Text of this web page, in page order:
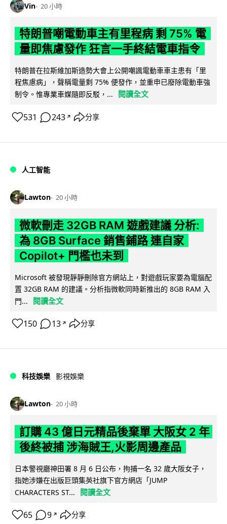
Vin 20 小時
特朗普嘲電動車主有里程病 剩 75% 電
量即焦慮發作 狂言一手終結電車指令
特朗普在拉斯維加斯造勢大會上公開嘲諷電動車車主患有「里
程焦慮病」，聲稱電量剩 75% 便發作，並重申已廢除電動車強
制令。惟專業車媒隨即反駁，...
閱讀全文
531 243 ↗ 分享
人工智能
Lawton 20 小時
微軟刪走 32GB RAM 遊戲建議 分析:
為 8GB Surface 銷售鋪路 連自家
Copilot+ 門檻也未到
Microsoft 被發現靜靜刪除官方網站上，對遊戲玩家要為電腦配
置 32GB RAM 的建議。分析指微軟同時新推出的 8GB RAM 入
門...
閱讀全文
150 13 ↗ 分享
科技娛樂 影視娛樂
Lawton 20 小時
訂購 43 億日元精品後棄單 大阪女 2 年
後終被捕 涉海賊王,火影周邊產品
日本警視廳神田署 8 月 6 日公布，拘捕一名 32 歲大阪女子，
指她涉嫌在出版巨頭集英社旗下官方網店「JUMP
CHARACTERS ST...
閱讀全文
65 9 ↗ 分享